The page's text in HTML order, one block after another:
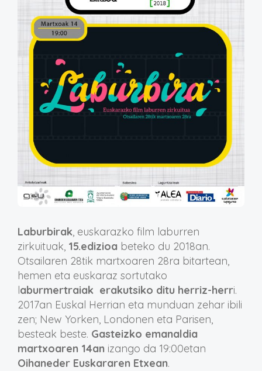
Laburbirak, euskarazko film laburren
zirkuituak, 15.edizioa beteko du 2018an.
Otsailaren 28tik martxoaren 28ra bitartean,
hemen eta euskaraz sortutako
laburmertraiak erakutsiko ditu herriz-herri.
2017an Euskal Herrian eta munduan zehar ibili
zen; New Yorken, Londonen eta Parisen,
besteak beste. Gasteizko emanaldia
martxoaren 14an izango da 19:00etan
Oihaneder Euskararen Etxean.